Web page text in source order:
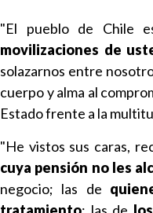
"El pueblo de Chile
movilizaciones de
solazarnos entre
cuerpo y alma al
Estado frente a la
"He vistos sus caras,
cuya pensión no les
negocio; las de